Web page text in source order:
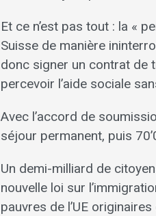
Et ce n’est pas tout : la «
Suisse de manière
donc signer un contrat de
percevoir l’aide sociale
Avec l’accord de
séjour permanent, puis
Un demi-milliard de
nouvelle loi sur
pauvres de l’UE